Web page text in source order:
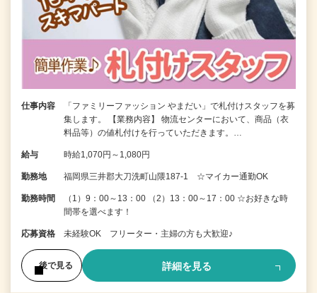
仕事内容
「ファミリーファッション やまだい」で札付けスタッフを募
集します。 【業務内容】 物流センターにおいて、商品（衣
料品等）の値札付けを行っていただきます。…
給与 時給1,070円～1,080円
勤務地 福岡県三井郡大刀洗町山隈187-1 ☆マイカー通勤OK
勤務時間
（1）9：00～13：00 （2）13：00～17：00 ☆お好きな時
間帯を選べます！
応募資格 未経験OK フリーター・主婦の方も大歓迎♪
後で見る 詳細を見る